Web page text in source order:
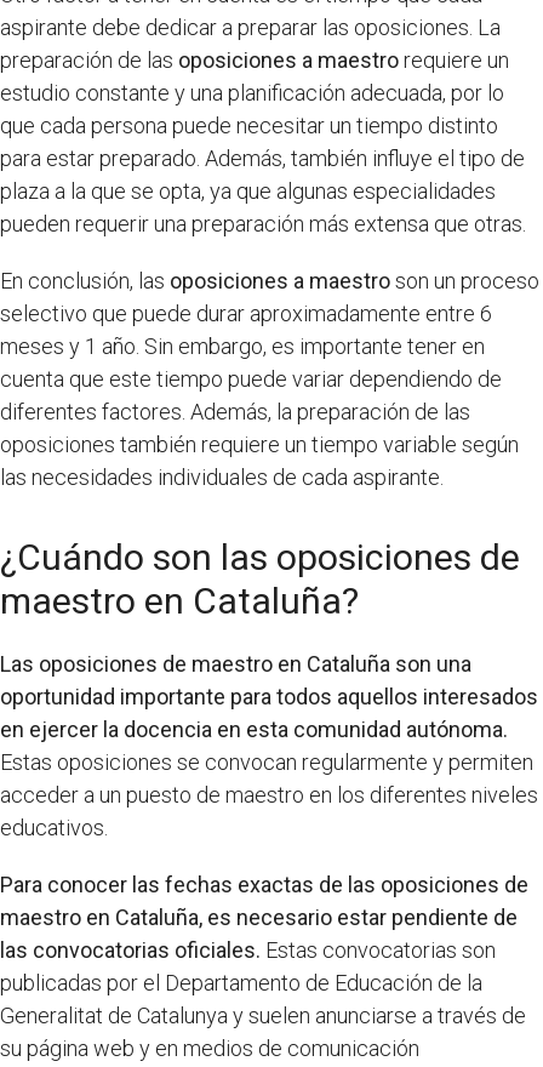
aspirante debe dedicar a preparar las oposiciones. La
preparación de las oposiciones a maestrorequiere un
estudio constante y una planificación adecuada, por lo
que cada persona puede necesitar un tiempo distinto
para estar preparado. Además, también influye el tipo de
plaza a la que se opta, ya que algunas especialidades
pueden requerir una preparación más extensa que otras.
En conclusión, las oposiciones a maestroson un proceso
selectivo que puede durar aproximadamente entre 6
meses y 1 año. Sin embargo, es importante tener en
cuenta que este tiempo puede variar dependiendo de
diferentes factores. Además, la preparación de las
oposiciones también requiere un tiempo variable según
las necesidades individuales de cada aspirante.
¿Cuándo son las oposiciones de
maestro en Cataluña?
Las oposiciones de maestro en Cataluña son una
oportunidad importante para todos aquellos interesados
en ejercer la docencia en esta comunidad autónoma.
Estas oposiciones se convocan regularmente y permiten
acceder a un puesto de maestro en los diferentes niveles
educativos.
Para conocer las fechas exactas de las oposiciones de
maestro en Cataluña, es necesario estar pendiente de
las convocatorias oficiales. Estas convocatorias son
publicadas por el Departamento de Educación de la
Generalitat de Catalunya y suelen anunciarse a través de
su página web y en medios de comunicación